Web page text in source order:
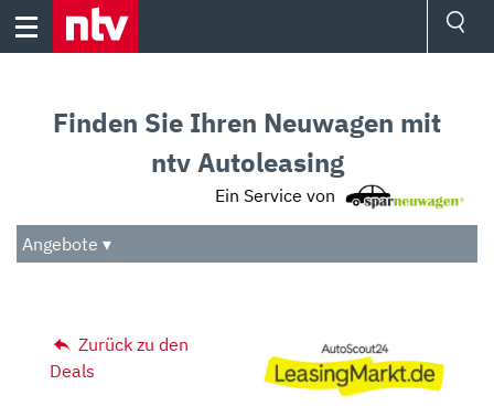
Skip
Audio
Das Beste
Finden Sie Ihren Neuwagen mit
ntv Autoleasing
Ein Service von
Angebote ▾
Zurück zu den
Deals